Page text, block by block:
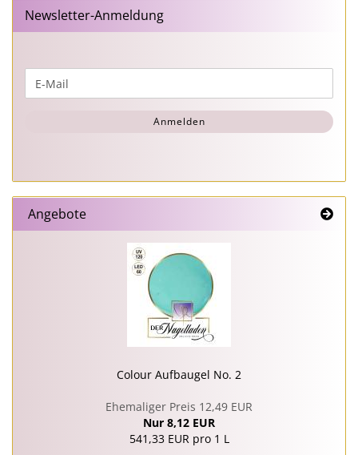
Newsletter-Anmeldung
ZUR
E-
Mail
Anmelden
Angebote
Colour Aufbaugel No. 2
Ehemaliger Preis 12,49 EUR
Nur 8,12 EUR
541,33 EUR pro 1 L